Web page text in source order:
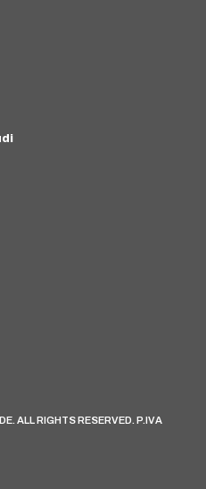
ALL RIGHTS RESERVED. P.IVA